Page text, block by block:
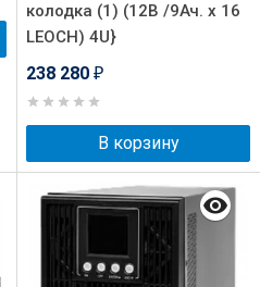
колодка (1) (12В /9Ач. х 16
LEOCH) 4U}
238 280 ₽
В корзину